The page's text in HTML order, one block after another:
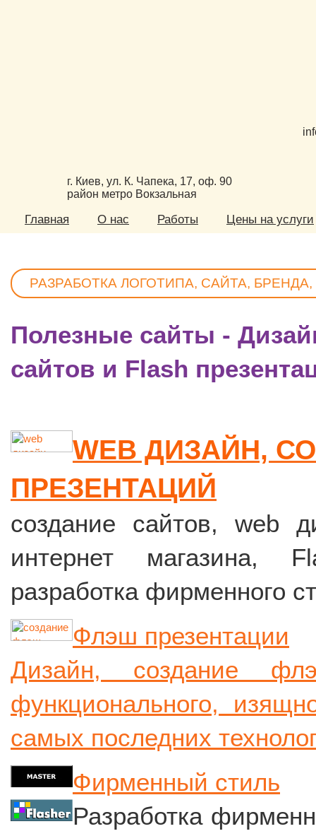
г. Киев, ул. К. Чапека, 17, оф. 90
район метро Вокзальная
Главная О нас Работы Цены на услуги
РАЗРАБОТКА ЛОГОТИПА, САЙТА,
Полезные сайты -
сайтов и Flash
WEB ДИЗАЙН,
ПРЕЗЕНТАЦИЙ
создание сайтов, web
интернет магазина,
разработка фирменного
Флэш презентации
Дизайн, создание
функционального,
самых последних
Фирменный стиль
Разработка